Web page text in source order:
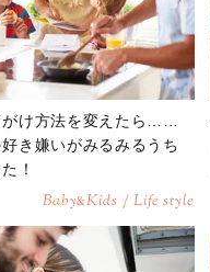
け方法を変えたら……
き嫌いがみるみるうち
！
Baby&Kids / Life style